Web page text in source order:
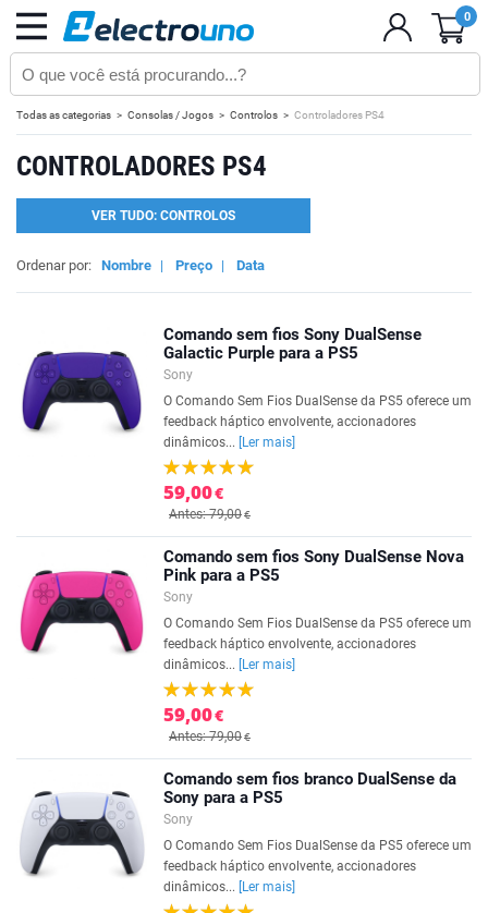
0
Todas as categorias Consolas / Jogos Controlos Controladores PS4
CONTROLADORES PS4
VER TUDO: CONTROLOS
Ordenar por: Nombre | Preço | Data
Comando sem fios Sony DualSense
Galactic Purple para a PS5
Sony
O Comando Sem Fios DualSense da PS5 oferece um
feedback háptico envolvente, accionadores
dinâmicos...
[Ler mais]
59,00€
Antes: 79,00€
Comando sem fios Sony DualSense Nova
Pink para a PS5
Sony
O Comando Sem Fios DualSense da PS5 oferece um
feedback háptico envolvente, accionadores
dinâmicos...
[Ler mais]
59,00€
Antes: 79,00€
Comando sem fios branco DualSense da
Sony para a PS5
Sony
O Comando Sem Fios DualSense da PS5 oferece um
feedback háptico envolvente, accionadores
dinâmicos...
[Ler mais]